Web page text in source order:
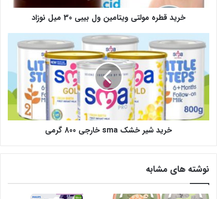
خرید قطره مولتی ویتامین ول بیبی 30 میل نوزاد
خرید شیر خشک sma خارجی 800 گرمی
نوشته های مشابه